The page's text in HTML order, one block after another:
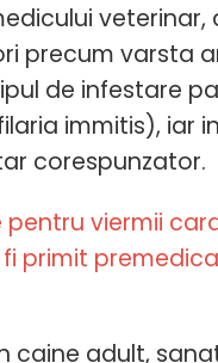
veterinar,
precum varsta
de infestare
immitis), iar
corespunzator.
viermii
primit
caine adult,